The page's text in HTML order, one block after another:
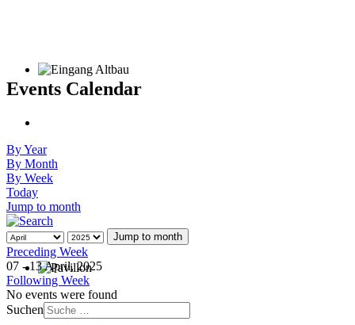
Events Calendar
By Year
By Month
By Week
Today
Jump to month
Jump to month
Preceding Week
07 - 13 April, 2025
Following Week
No events were found
Suchen